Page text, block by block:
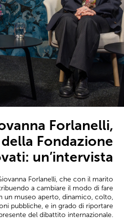
Forlanelli,
Fondazione
un’intervista
Forlanelli, che con il marito
a cambiare il modo di fare
un museo aperto, dinamico, colto,
pubbliche, e in grado di riportare
del dibattito internazionale.